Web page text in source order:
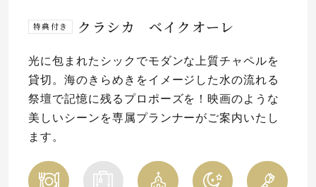
特典付き クラシカ ベイクオーレ
光に包まれたシックでモダンな上質チャペルを
貸切。海のきらめきをイメージした水の流れる
祭壇で記憶に残るプロポーズを！映画のような
美しいシーンを専属プランナーがご案内いたし
ます。